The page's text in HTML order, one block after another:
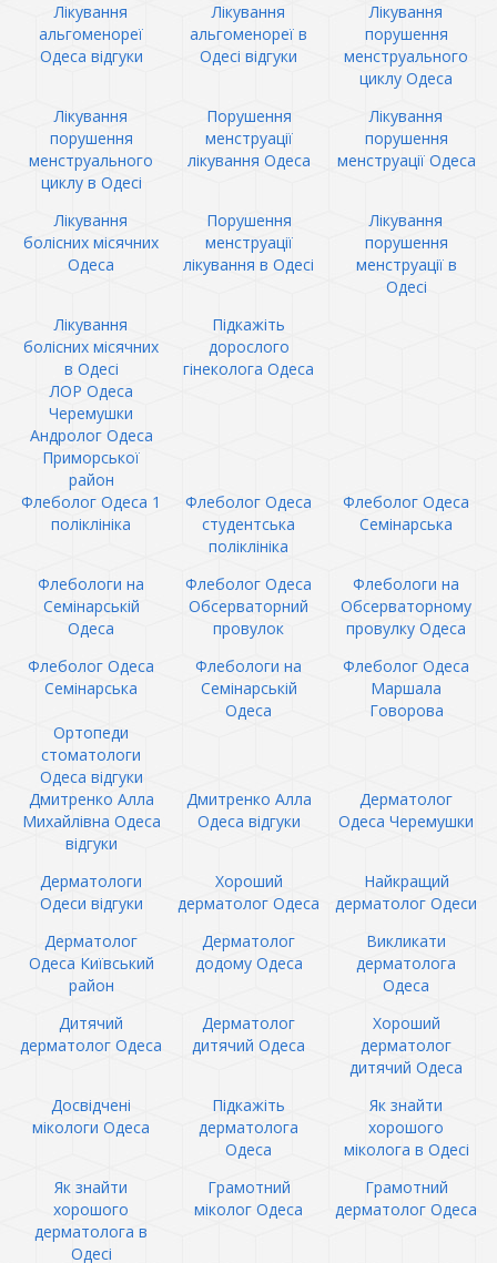
Лікування
альгоменореї
Одеса відгуки
Лікування
альгоменореї в
Одесі відгуки
Лікування
порушення
менструального
циклу Одеса
Лікування
порушення
менструального
циклу в Одесі
Порушення
менструації
лікування Одеса
Лікування
порушення
менструації Одеса
Лікування
болісних місячних
Одеса
Порушення
менструації
лікування в Одесі
Лікування
порушення
менструації в
Одесі
Лікування
болісних місячних
в Одесі
Підкажіть
дорослого
гінеколога Одеса
ЛОР Одеса
Черемушки
Андролог Одеса
Приморської
район
Флеболог Одеса 1
поліклініка
Флеболог Одеса
студентська
поліклініка
Флеболог Одеса
Семінарська
Флебологи на
Семінарській
Одеса
Флеболог Одеса
Обсерваторний
провулок
Флебологи на
Обсерваторному
провулку Одеса
Флеболог Одеса
Семінарська
Флебологи на
Семінарській
Одеса
Флеболог Одеса
Маршала
Говорова
Ортопеди
стоматологи
Одеса відгуки
Дмитренко Алла
Михайлівна Одеса
відгуки
Дмитренко Алла
Одеса відгуки
Дерматолог
Одеса Черемушки
Дерматологи
Одеси відгуки
Хороший
дерматолог Одеса
Найкращий
дерматолог Одеси
Дерматолог
Одеса Київський
район
Дерматолог
додому Одеса
Викликати
дерматолога
Одеса
Дитячий
дерматолог Одеса
Дерматолог
дитячий Одеса
Хороший
дерматолог
дитячий Одеса
Досвідчені
мікологи Одеса
Підкажіть
дерматолога
Одеса
Як знайти
хорошого
міколога в Одесі
Як знайти
хорошого
дерматолога в
Одесі
Грамотний
міколог Одеса
Грамотний
дерматолог Одеса